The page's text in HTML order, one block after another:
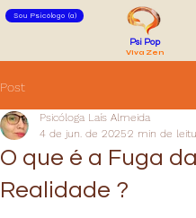
Sou Psicólogo (a)
Psi Pop
Viva Zen
Post
O que é a Fuga da
Realidade ?
Psicóloga Laís Almeida
4 de jun. de 20252 min de